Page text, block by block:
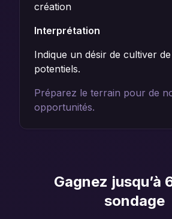
création
Interprétation
Indique un désir de cultiver
potentiels.
Préparez le terrain pour de
opportunités.
Gagnez jusqu’à
sondage